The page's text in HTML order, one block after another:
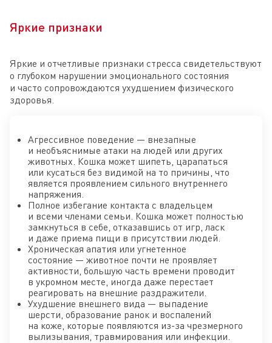
Яркие признаки
Яркие и отчетливые признаки стресса свидетельствуют
о глубоком нарушении эмоционального состояния
и часто сопровождаются ухудшением физического
здоровья.
Агрессивное поведение — внезапные
и необъяснимые атаки на людей или других
животных. Кошка может шипеть, царапаться
или кусаться без видимой на то причины, что
является проявлением сильного внутреннего
напряжения.
Полное избегание контакта с владельцем
и всеми членами семьи. Кошка может полностью
замкнуться в себе, отказавшись от игр, ласк
и даже приема пищи в присутствии людей.
Хроническая апатия или угнетенное
состояние — животное почти не проявляет
активности, большую часть времени проводит
в укромном месте, иногда даже перестает
реагировать на внешние раздражители.
Ухудшение внешнего вида — выпадение
шерсти, образование ранок и воспалений
на коже, которые появляются из-за чрезмерного
вылизывания, травмирования или инфекции.